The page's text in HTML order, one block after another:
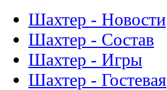
Шахтер - Новости
Шахтер - Состав
Шахтер - Игры
Шахтер - Гостевая